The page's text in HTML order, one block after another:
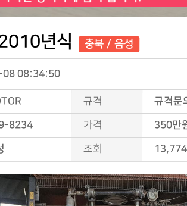
년식 충북 / 음성
08:34:50
규격 규격문
8234 가격 350만
조회